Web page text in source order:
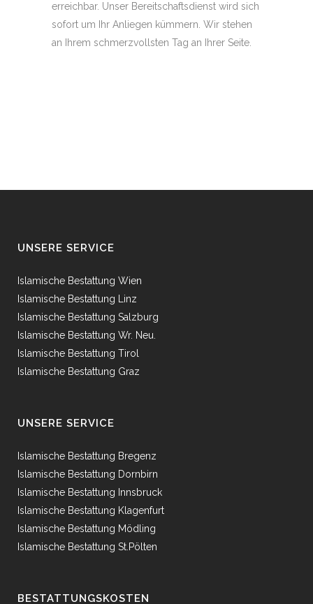
erreichbar. Unser Bereitschaftsdienst wird sich
sofort um Ihr Anliegen kümmern. Wir stehen
an Ihrem schmerzvollsten Tag an Ihrer Seite.
UNSERE SERVICE
Islamische Bestattung Wien
Islamische Bestattung Linz
Islamische Bestattung Salzburg
Islamische Bestattung Wr. Neu.
Islamische Bestattung Tirol
Islamische Bestattung Graz
UNSERE SERVICE
Islamische Bestattung Bregenz
Islamische Bestattung Dornbirn
Islamische Bestattung Innsbruck
Islamische Bestattung Klagenfurt
Islamische Bestattung Mödling
Islamische Bestattung St.Pölten
BESTATTUNGSKOSTEN